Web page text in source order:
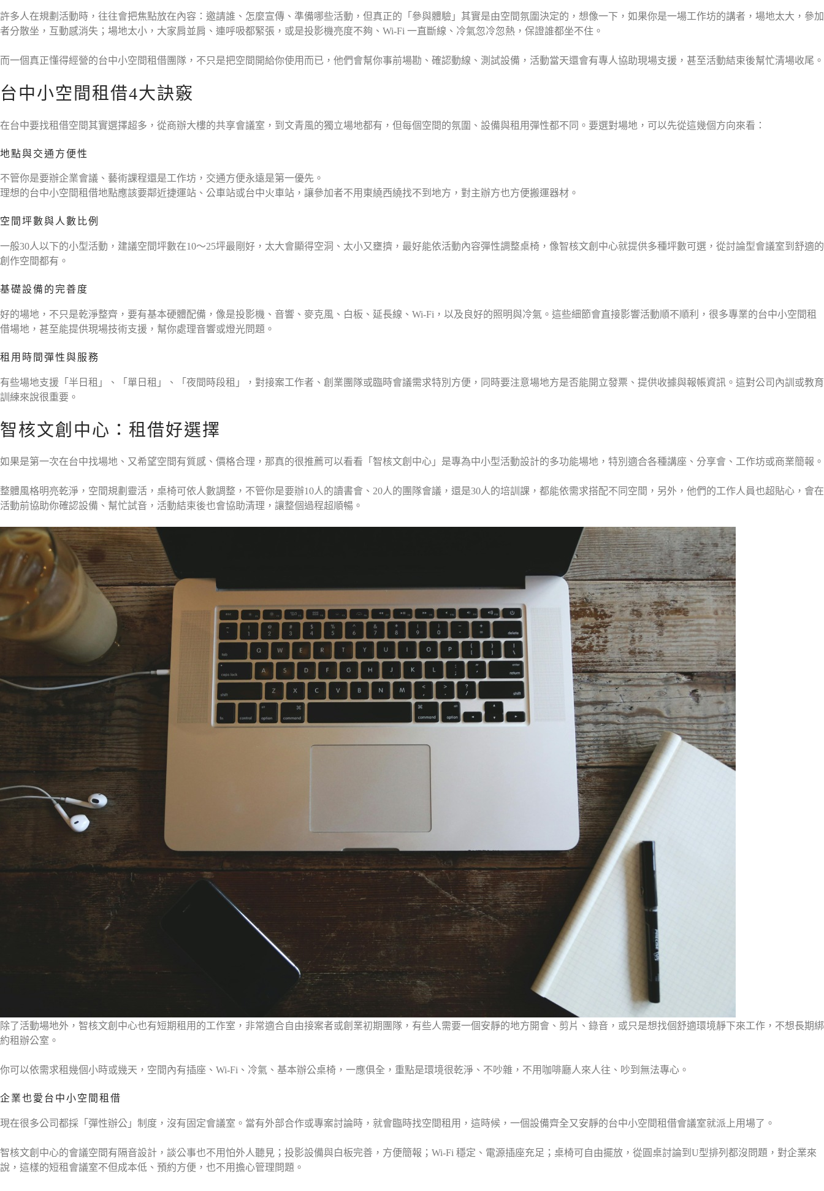
許多人在規劃活動時，往往會把焦點放在內容：邀請誰、怎麼宣傳、準備哪些活動，但真正的「參與體驗」其實是由空間氛圍決定的，想像一下，如果你是一場工作坊的講者，場地太大，參加
者分散坐，互動感消失；場地太小，大家肩並肩、連呼吸都緊張，或是投影機亮度不夠、Wi-Fi 一直斷線、冷氣忽冷忽熱，保證誰都坐不住。
而一個真正懂得經營的台中小空間租借團隊，不只是把空間開給你使用而已，他們會幫你事前場勘、確認動線、測試設備，活動當天還會有專人協助現場支援，甚至活動結束後幫忙清場收尾。
台中小空間租借4大訣竅
在台中要找租借空間其實選擇超多，從商辦大樓的共享會議室，到文青風的獨立場地都有，但每個空間的氛圍、設備與租用彈性都不同。要選對場地，可以先從這幾個方向來看：
地點與交通方便性
不管你是要辦企業會議、藝術課程還是工作坊，交通方便永遠是第一優先。
理想的台中小空間租借地點應該要鄰近捷運站、公車站或台中火車站，讓參加者不用東繞西繞找不到地方，對主辦方也方便搬運器材。
空間坪數與人數比例
一般30人以下的小型活動，建議空間坪數在10～25坪最剛好，太大會顯得空洞、太小又壅擠，最好能依活動內容彈性調整桌椅，像智核文創中心就提供多種坪數可選，從討論型會議室到舒適的
創作空間都有。
基礎設備的完善度
好的場地，不只是乾淨整齊，要有基本硬體配備，像是投影機、音響、麥克風、白板、延長線、Wi-Fi，以及良好的照明與冷氣。這些細節會直接影響活動順不順利，很多專業的台中小空間租
借場地，甚至能提供現場技術支援，幫你處理音響或燈光問題。
租用時間彈性與服務
有些場地支援「半日租」、「單日租」、「夜間時段租」，對接案工作者、創業團隊或臨時會議需求特別方便，同時要注意場地方是否能開立發票、提供收據與報帳資訊。這對公司內訓或教育
訓練來說很重要。
智核文創中心：租借好選擇
如果是第一次在台中找場地、又希望空間有質感、價格合理，那真的很推薦可以看看「智核文創中心」是專為中小型活動設計的多功能場地，特別適合各種講座、分享會、工作坊或商業簡報。
整體風格明亮乾淨，空間規劃靈活，桌椅可依人數調整，不管你是要辦10人的讀書會、20人的團隊會議，還是30人的培訓課，都能依需求搭配不同空間，另外，他們的工作人員也超貼心，會在
活動前協助你確認設備、幫忙試音，活動結束後也會協助清理，讓整個過程超順暢。
除了活動場地外，智核文創中心也有短期租用的工作室，非常適合自由接案者或創業初期團隊，有些人需要一個安靜的地方開會、剪片、錄音，或只是想找個舒適環境靜下來工作，不想長期綁
約租辦公室。
你可以依需求租幾個小時或幾天，空間內有插座、Wi-Fi、冷氣、基本辦公桌椅，一應俱全，重點是環境很乾淨、不吵雜，不用咖啡廳人來人往、吵到無法專心。
企業也愛台中小空間租借
現在很多公司都採「彈性辦公」制度，沒有固定會議室。當有外部合作或專案討論時，就會臨時找空間租用，這時候，一個設備齊全又安靜的台中小空間租借會議室就派上用場了。
智核文創中心的會議空間有隔音設計，談公事也不用怕外人聽見；投影設備與白板完善，方便簡報；Wi-Fi 穩定、電源插座充足；桌椅可自由擺放，從圓桌討論到U型排列都沒問題，對企業來
說，這樣的短租會議室不但成本低、預約方便，也不用擔心管理問題。